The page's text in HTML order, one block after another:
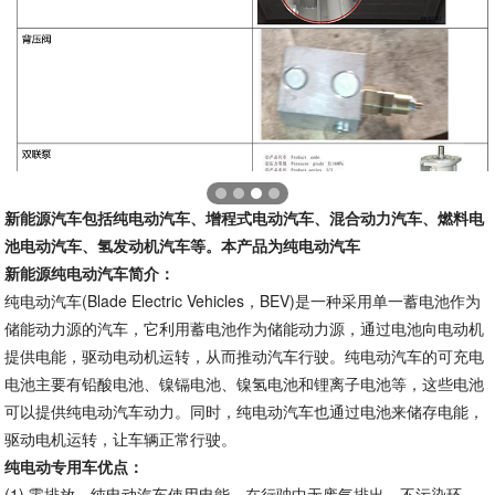
新能源汽车包括纯电动汽车、增程式电动汽车、混合动力汽车、燃料电
池电动汽车、氢发动机汽车等。本产品为纯电动汽车
新能源纯电动汽车简介：
纯电动汽车(Blade Electric Vehicles，BEV)是一种采用单一蓄电池作为
储能动力源的汽车，它利用蓄电池作为储能动力源，通过电池向电动机
提供电能，驱动电动机运转，从而推动汽车行驶。纯电动汽车的可充电
电池主要有铅酸电池、镍镉电池、镍氢电池和锂离子电池等，这些电池
可以提供纯电动汽车动力。同时，纯电动汽车也通过电池来储存电能，
驱动电机运转，让车辆正常行驶。
纯电动专用车优点：